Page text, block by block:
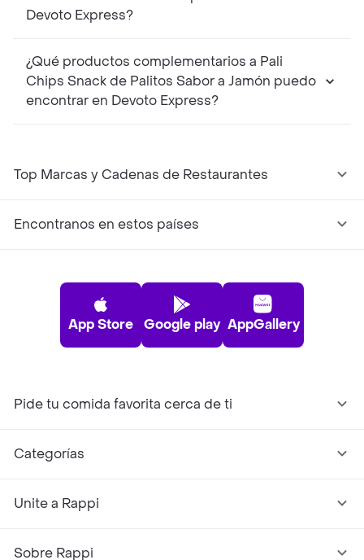
Devoto Express?
¿Qué productos complementarios a Pali
Chips Snack de Palitos Sabor a Jamón puedo
encontrar en Devoto Express?
Top Marcas y Cadenas de Restaurantes
Encontranos en estos países
App Store Google play AppGallery
Pide tu comida favorita cerca de ti
Categorías
Unite a Rappi
Sobre Rappi